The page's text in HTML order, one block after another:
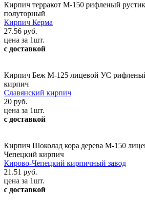
Кирпич терракот М-150 рифленый
полуторный
Кирпич Керма
27.56 руб.
цена за 1шт.
с доставкой
Кирпич Беж М-125 лицевой УС
кирпич
Славянский кирпич
20 руб.
цена за 1шт.
с доставкой
Кирпич Шоколад кора дерева М-150
Чепецкий кирпич
Кирово-Чепецкий кирпичный завод
21.51 руб.
цена за 1шт.
с доставкой